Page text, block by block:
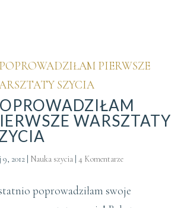
WARSZTATY
9, 2012 Nauka szycia |4 Komentarze
poprowadziłam swoje